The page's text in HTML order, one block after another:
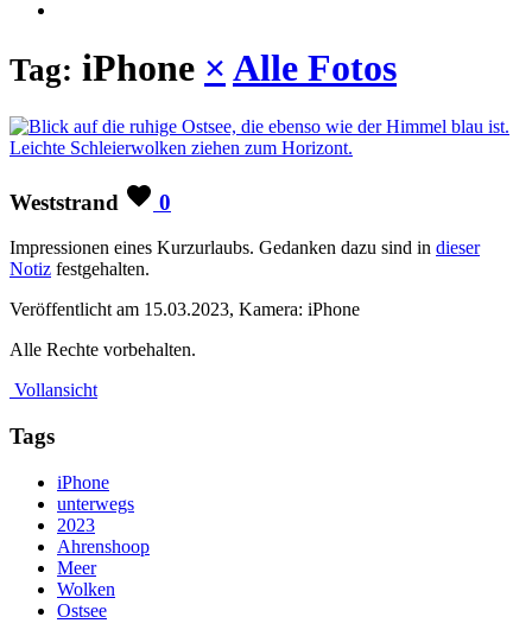
Tag: iPhone × Alle Fotos
Weststrand 0
Impressionen eines Kurzurlaubs. Gedanken dazu sind in dieser
Notiz festgehalten.
Veröffentlicht am 15.03.2023, Kamera: iPhone
Alle Rechte vorbehalten.
Vollansicht
Tags
iPhone
unterwegs
2023
Ahrenshoop
Meer
Wolken
Ostsee